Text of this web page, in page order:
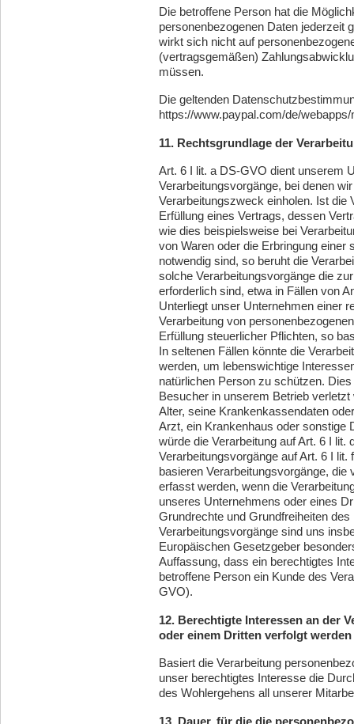
Die betroffene Person hat die
personenbezogenen Daten jederzeit
wirkt sich nicht auf
(vertragsgemäßen)
müssen.
Die geltenden
https://www.paypal.com/de/
11. Rechtsgrundlage der
Art. 6 I lit. a DS-GVO dient unserem
Verarbeitungsvorgänge, bei denen
Verarbeitungszweck einholen. Ist die
Erfüllung eines Vertrags, dessen
wie dies beispielsweise bei
von Waren oder die Erbringung einer
notwendig sind, so beruht die
solche Verarbeitungsvorgänge die
erforderlich sind, etwa in Fällen von
Unterliegt unser Unternehmen einer
Verarbeitung von
Erfüllung steuerlicher Pflichten, so
In seltenen Fällen könnte die
werden, um lebenswichtige
natürlichen Person zu schützen.
Besucher in unserem Betrieb
Alter, seine Krankenkassendaten
Arzt, ein Krankenhaus oder sonstige
würde die Verarbeitung auf Art. 6 I
Verarbeitungsvorgänge auf Art. 6 I
basieren Verarbeitungsvorgänge,
erfasst werden, wenn die
unseres Unternehmens oder eines
Grundrechte und Grundfreiheiten
Verarbeitungsvorgänge sind uns
Europäischen Gesetzgeber
Auffassung, dass ein berechtigtes
betroffene Person ein Kunde des
GVO).
12. Berechtigte Interessen an der
oder einem Dritten verfolgt werden
Basiert die Verarbeitung
unser berechtigtes Interesse die
des Wohlergehens all unserer
13. Dauer, für die die